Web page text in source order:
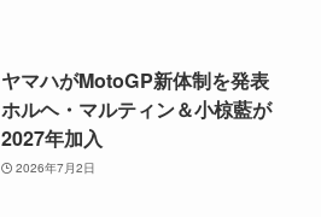
ヤマハがMotoGP新体制を発表
ホルヘ・マルティン＆小椋藍が
2027年加入
2026年7月2日